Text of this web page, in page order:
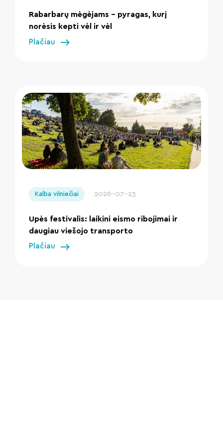
Rabarbarų mėgėjams – pyragas, kurį
norėsis kepti vėl ir vėl
Plačiau
Kalba vilniečiai 2026-07-23
Upės festivalis: laikini eismo ribojimai ir
daugiau viešojo transporto
Plačiau